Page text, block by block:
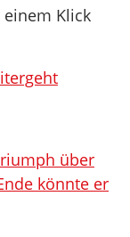
Klick
über
könnte er